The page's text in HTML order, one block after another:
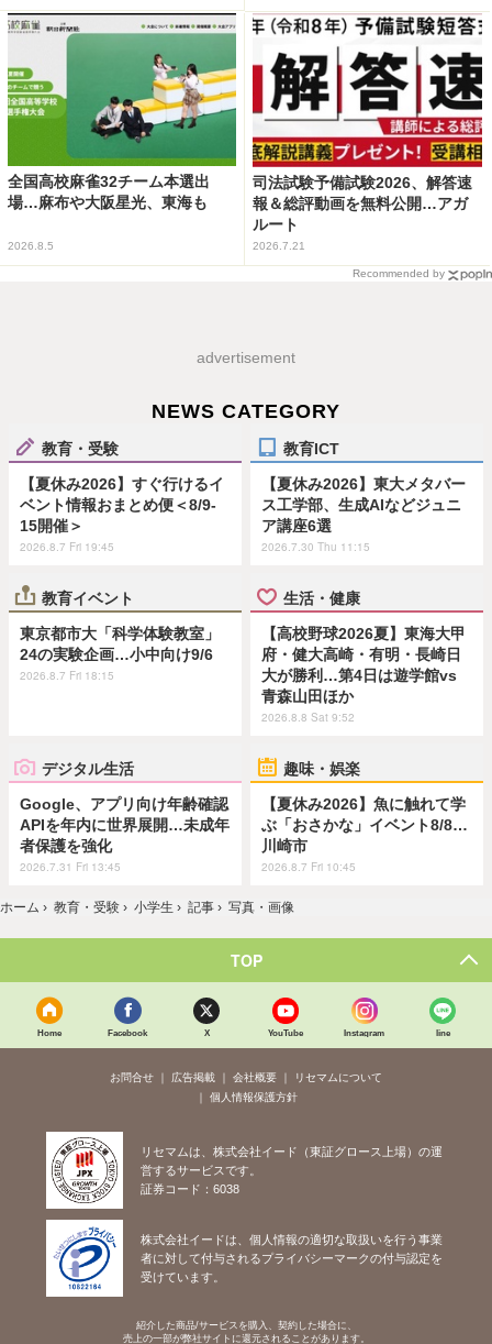
全国高校麻雀32チーム本選出
場…麻布や大阪星光、東海も
2026.8.5
司法試験予備試験2026、解答速
報＆総評動画を無料公開…アガ
ルート
2026.7.21
Recommended by
advertisement
NEWS CATEGORY
教育・受験
【夏休み2026】すぐ行けるイ
ベント情報おまとめ便＜8/9-
15開催＞
2026.8.7 Fri 19:45
教育ICT
【夏休み2026】東大メタバー
ス工学部、生成AIなどジュニ
ア講座6選
2026.7.30 Thu 11:15
教育イベント
東京都市大「科学体験教室」
24の実験企画…小中向け9/6
2026.8.7 Fri 18:15
生活・健康
【高校野球2026夏】東海大甲
府・健大高崎・有明・長崎日
大が勝利…第4日は遊学館vs
青森山田ほか
2026.8.8 Sat 9:52
デジタル生活
Google、アプリ向け年齢確認
APIを年内に世界展開…未成年
者保護を強化
2026.7.31 Fri 13:45
趣味・娯楽
【夏休み2026】魚に触れて学
ぶ「おさかな」イベント8/8…
川崎市
2026.8.7 Fri 10:45
ホーム › 教育・受験 › 小学生 › 記事 › 写真・画像
TOP
Home Facebook X YouTube Instagram line
お問合せ 広告掲載 会社概要
リセマムについて
個人情報保護方針
リセマムは、株式会社イード（東証グロース上場）の運
営するサービスです。
証券コード：6038
株式会社イードは、個人情報の適切な取扱いを行う事業
者に対して付与されるプライバシーマークの付与認定を
受けています。
紹介した商品/サービスを購入、契約した場合に、
売上の一部が弊社サイトに還元されることがあります。